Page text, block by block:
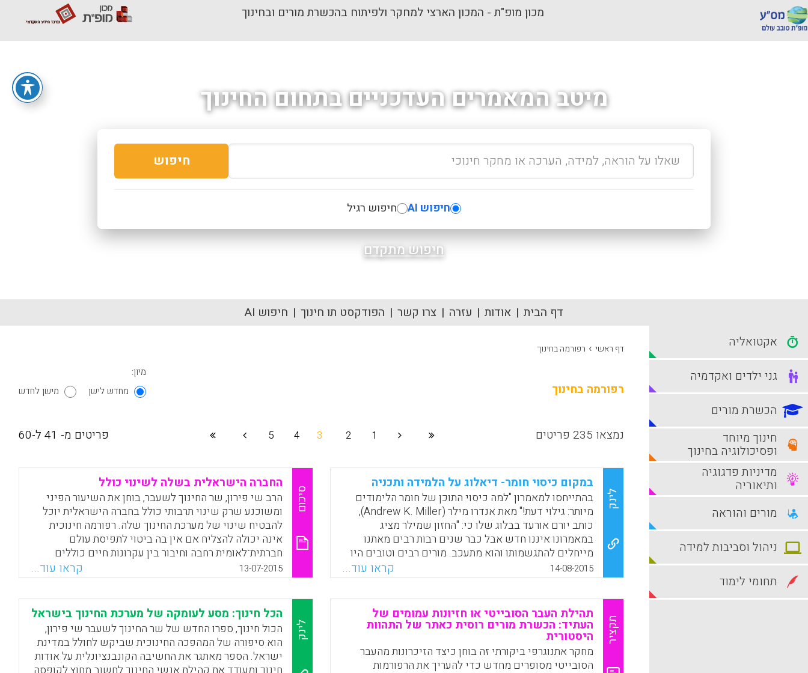
מכון מופ"ת - המכון הארצי למחקר ולפיתוח בהכשרת מורים ובחינוך
מיטב המאמרים העדכניים בתחום החינוך
חיפוש
חיפוש AI חיפוש רגיל
חיפוש מתקדם
דף הבית אודות עזרה צרו קשר הפודקסט תו חינוך חיפוש AI
דף ראשי › רפורמה בחינוך
רפורמה בחינוך
מיון:
מחדש לישן
מישן לחדש
נמצאו 235 פריטים פריטים מ- 41 ל-60 1
2
3
4
5
לינק
במקום כיסוי חומר- דיאלוג על הלמידה ותכניה
בהתייחסו למאמרון "למה כיסוי התוכן של חומר הלימודים
מיותר: גילוי דעת!" מאת אנדרו מילר (Andrew K. Miller),
כותב יורם אורעד בבלוג שלו כי: "החזון שמילר מציג
במאמרונו איננו חדש אבל כבר שנים רבות רבים מאתנו
מייחלים להתגשמותו והוא מתעכב. מורים רבים וטובים היו
מצטרפים אל החזון. מחוייבות ללמידה עמוקה וקביעת סדרי
עדיפויות על פי צרכי התלמידים וקבלת החלטות תוך
התכוונות אליהם, הינם אבני יסוד בחינוך. מילר גם מביע רצון
לשלב למידה שמעבר למבחן, שאולי היינו קוראים לה בשם
למידה משמעותית, וזאת בלי לזנוח כליל את הצורך במבחנים
ובהיבחנות התלמידים בהם. בכך הוא מפגין אחריות משום
שהתקוממות נגד המערכת כולה ובנייתה מחדש באופן שונה
לחלוטין אינה מעשית במיוחד, ואף עלולה להזיק לתלמידים,
14-08-2015 קראו עוד...
סיכום
החברה הישראלית בשלה לשינוי כולל
הרב שי פירון, שר החינוך לשעבר, בוחן את השיעור הפיני
ומשוכנע שרק שינוי תרבותי כולל בחברה הישראלית יוכל
להבטיח שינוי של מערכת החינוך שלה. רפורמה חינוכית
אינה יכולה להצליח אם אין בה ביטוי לתפיסת עולם
חברתית־לאומית רחבה וחיבור בין עקרונות חיים כוללים
למערכת חינוך שאמורה לשקף אותם (שי פירון).
WhatsApp
Facebook
Email
X
13-07-2015 קראו עוד...
תקציר
תהילת העבר הסובייטי או חזיונות עמומים של
העתיד: הכשרת מורים רוסית כאתר של התהוות
היסטורית
מחקר אתנוגרפי ביקורתי זה בוחן כיצד הזיכרונות מהעבר
הסובייטי מסופרים מחדש כדי להעריך את הרפורמות
לינק
הכל חינוך: מסע לעומקה של מערכת החינוך בישראל
הכול חינוך, ספרו החדש של שר החינוך לשעבר שי פירון,
הוא סיפורה של המהפכה החינוכית שביקש לחולל במדינת
ישראל. הספר מאתגר את החשיבה הקונבנציונלית על אודות
אקטואליה
גני ילדים ואקדמיה
הכשרת מורים
חינוך מיוחד
ופסיכולוגיה בחינוך
מדיניות פדגוגיה
ותיאוריה
מורים והוראה
ניהול וסביבות למידה
תחומי לימוד